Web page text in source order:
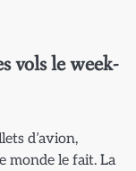
vols le week-
d’avion,
monde le fait. La